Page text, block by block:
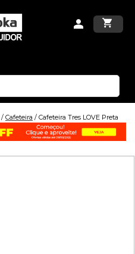
Cafeteira Cafeteira Tres LOVE Preta